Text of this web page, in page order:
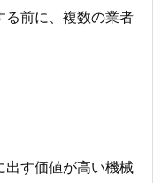
る前に、複数の業者
出す価値が高い機械